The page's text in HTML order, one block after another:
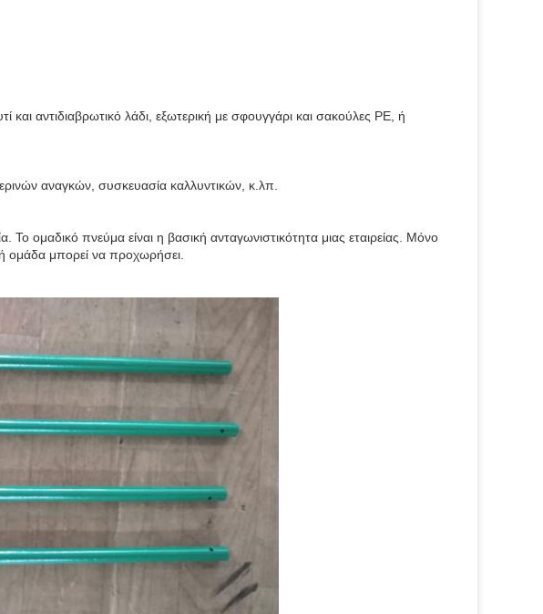
αντιδιαβρωτικό λάδι, εξωτερική με σφουγγάρι και σακούλες PE, ή
αναγκών, συσκευασία καλλυντικών, κ.λπ.
Το ομαδικό πνεύμα είναι η βασική ανταγωνιστικότητα μιας εταιρείας. Μόνο
ομάδα μπορεί να προχωρήσει.